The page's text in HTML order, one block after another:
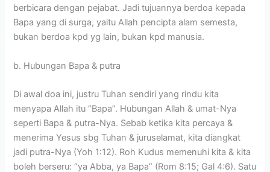
berbicara dengan pejabat. Jadi tujuannya berdoa kepada
Bapa yang di surga, yaitu Allah pencipta alam semesta,
bukan berdoa kpd yg lain, bukan kpd manusia.
b. Hubungan Bapa & putra
Di awal doa ini, justru Tuhan sendiri yang rindu kita
menyapa Allah itu “Bapa”. Hubungan Allah & umat-Nya
seperti Bapa & putra-Nya. Sebab ketika kita percaya &
menerima Yesus sbg Tuhan & juruselamat, kita diangkat
jadi putra-Nya (Yoh 1:12). Roh Kudus memenuhi kita & kita
boleh berseru: “ya Abba, ya Bapa” (Rom 8:15; Gal 4:6). Satu